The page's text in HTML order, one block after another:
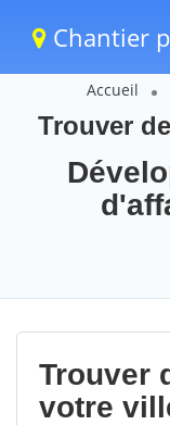
Chantier
Accueil
Trouver
Trouver
votre